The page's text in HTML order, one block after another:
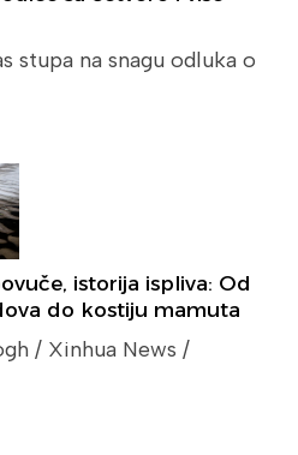
stupa na snagu odluka o
istorija ispliva: Od
do kostiju mamuta
/ Xinhua News /